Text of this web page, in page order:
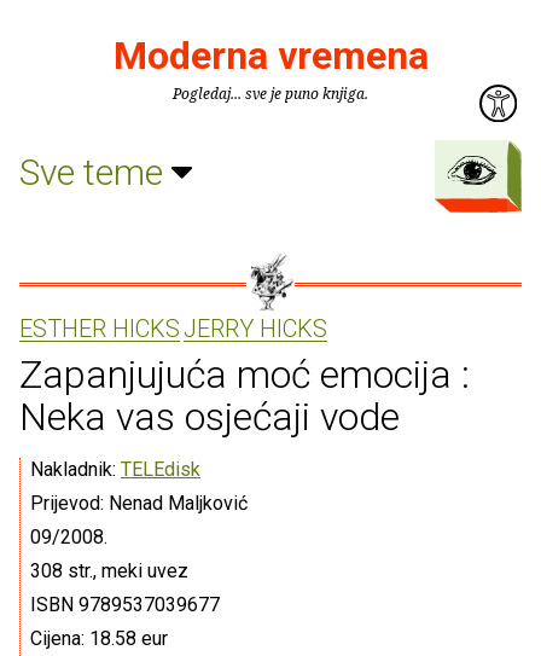
Moderna vremena
Pogledaj... sve je puno knjiga.
Sve teme
ESTHER HICKSJERRY HICKS
Zapanjujuća moć emocija :
Neka vas osjećaji vode
Nakladnik: TELEdisk
Prijevod: Nenad Maljković
09/2008.
308 str., meki uvez
ISBN 9789537039677
Cijena: 18.58 eur